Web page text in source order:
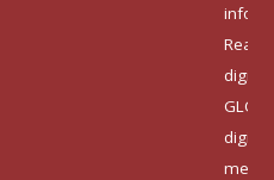
digital